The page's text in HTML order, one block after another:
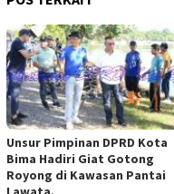
Unsur Pimpinan DPRD Kota
Bima Hadiri Giat Gotong
Royong di Kawasan Pantai